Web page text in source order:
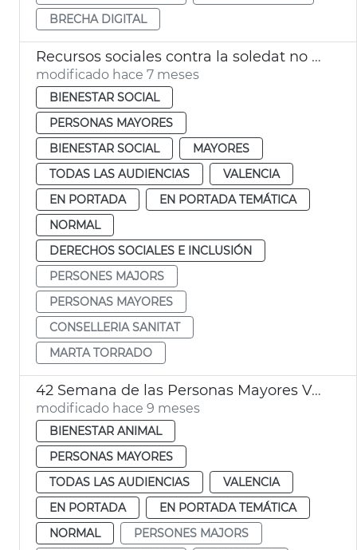
BRECHA DIGITAL
Recursos sociales contra la soledat no desitjada
modificado hace 7 meses
BIENESTAR SOCIAL
PERSONAS MAYORES
BIENESTAR SOCIAL
MAYORES
TODAS LAS AUDIENCIAS
VALENCIA
EN PORTADA
EN PORTADA TEMÁTICA
NORMAL
DERECHOS SOCIALES E INCLUSIÓN
PERSONES MAJORS
PERSONAS MAYORES
CONSELLERIA SANITAT
MARTA TORRADO
42 Semana de las Personas Mayores València
modificado hace 9 meses
BIENESTAR ANIMAL
PERSONAS MAYORES
TODAS LAS AUDIENCIAS
VALENCIA
EN PORTADA
EN PORTADA TEMÁTICA
NORMAL
PERSONES MAJORS